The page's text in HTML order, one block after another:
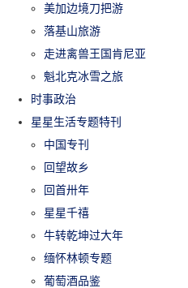
美加边境刀把游
落基山旅游
走进禽兽王国肯尼亚
魁北克冰雪之旅
时事政治
星星生活专题特刊
中国专刊
回望故乡
回首卅年
星星千禧
牛转乾坤过大年
缅怀林顿专题
葡萄酒品鉴